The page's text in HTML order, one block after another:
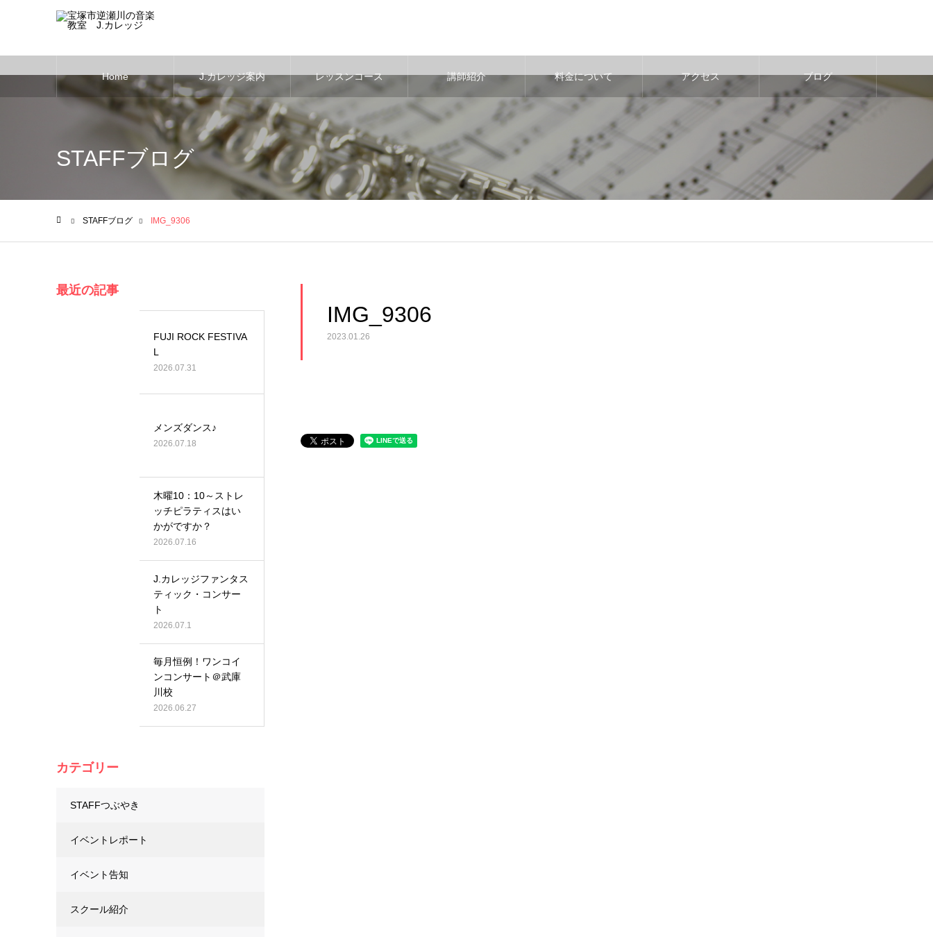
Home J.カレッジ案内 レッスンコース 講師紹介 料金について アクセス ブログ
: Undefined variable $cat_id in /home/users/0/music-life/web/jcollege-tkz.jp/wp-content/themes/noel_tcd072/single.php 29
STAFFブログ
STAFFブログ IMG_9306
IMG_9306
2023.01.26
最近の記事
FUJI ROCK FESTIVA
L
2026.07.31
メンズダンス♪
2026.07.18
木曜10：10～ストレ
ッチピラティスはい
かがですか？
2026.07.16
J.カレッジファンタス
ティック・コンサー
ト
2026.07.1
毎月恒例！ワンコイ
ンコンサート＠武庫
川校
2026.06.27
カテゴリー
STAFFつぶやき
イベントレポート
イベント告知
スクール紹介